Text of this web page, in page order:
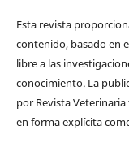
Esta revista
contenido, basado en
libre a las
conocimiento. La
por Revista
en forma explícita